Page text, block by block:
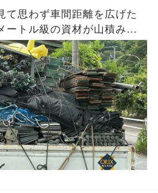
て思わず車間距離を広げた
トル級の資材が山積み。
安になり撮影した1枚の写真
険な状態とは…